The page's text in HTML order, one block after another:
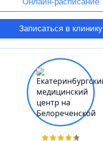
Записаться в клинику